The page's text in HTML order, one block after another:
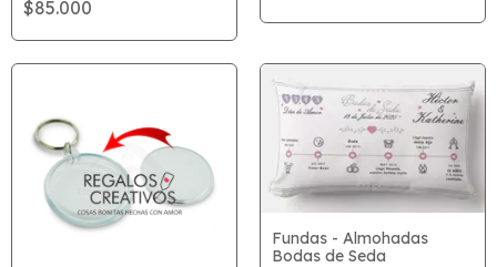
$85.000
Fundas - Almohadas
Bodas de Seda